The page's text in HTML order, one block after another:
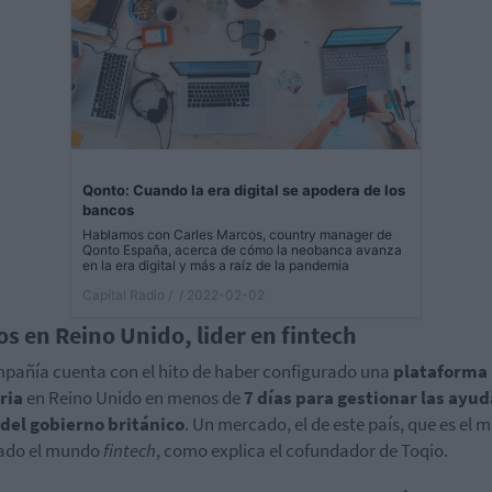
Qonto: Cuando la era digital se apodera de los
bancos
Hablamos con Carles Marcos, country manager de
Qonto España, acerca de cómo la neobanca avanza
en la era digital y más a raíz de la pandemia
Capital Radio /
/ 2022-02-02
en Reino Unido, lider en fintech
cuenta con el hito de haber configurado una plataforma
en Reino Unido en menos de7 días para gestionar las
gobierno británico. Un mercado, el de este país, que es el
el mundo fintech, como explica el cofundador de Toqio.